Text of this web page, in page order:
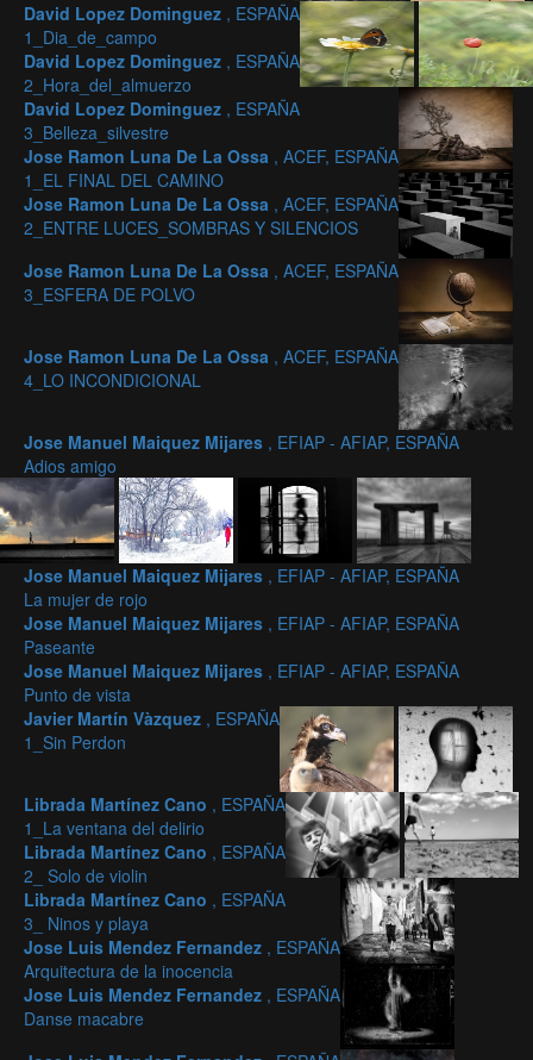
David Lopez Dominguez , ESPAÑA
1_Dia_de_campo
David Lopez Dominguez , ESPAÑA
2_Hora_del_almuerzo
David Lopez Dominguez , ESPAÑA
3_Belleza_silvestre
Jose Ramon Luna De La Ossa , ACEF, ESPAÑA
1_EL FINAL DEL CAMINO
Jose Ramon Luna De La Ossa , ACEF, ESPAÑA
2_ENTRE LUCES_SOMBRAS Y SILENCIOS
Jose Ramon Luna De La Ossa , ACEF, ESPAÑA
3_ESFERA DE POLVO
Jose Ramon Luna De La Ossa , ACEF, ESPAÑA
4_LO INCONDICIONAL
Jose Manuel Maiquez Mijares , EFIAP - AFIAP, ESPAÑA
Adios amigo
Jose Manuel Maiquez Mijares , EFIAP - AFIAP, ESPAÑA
La mujer de rojo
Jose Manuel Maiquez Mijares , EFIAP - AFIAP, ESPAÑA
Paseante
Jose Manuel Maiquez Mijares , EFIAP - AFIAP, ESPAÑA
Punto de vista
Javier Martín Vàzquez , ESPAÑA
1_Sin Perdon
Librada Martínez Cano , ESPAÑA
1_La ventana del delirio
Librada Martínez Cano , ESPAÑA
2_ Solo de violin
Librada Martínez Cano , ESPAÑA
3_ Ninos y playa
Jose Luis Mendez Fernandez , ESPAÑA
Arquitectura de la inocencia
Jose Luis Mendez Fernandez , ESPAÑA
Danse macabre